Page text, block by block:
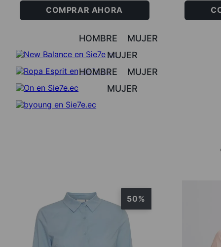
COMPRAR AHORA
HOMBRE MUJER
MUJER
HOMBRE
MUJER
MUJER
50%